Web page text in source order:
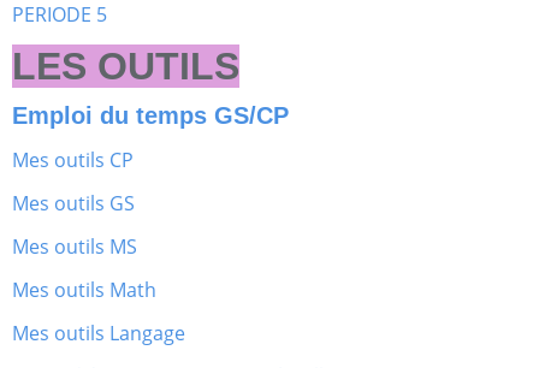
PERIODE 5
LES OUTILS
Emploi du temps GS/CP
Mes outils CP
Mes outils GS
Mes outils MS
Mes outils Math
Mes outils Langage